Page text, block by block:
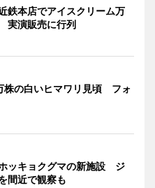
鉄本店でアイスクリーム万
実演販売に行列
株の白いヒマワリ見頃 フォ
ッキョクグマの新施設 ジ
間近で観察も